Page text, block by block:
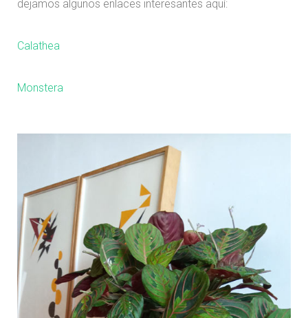
dejamos algunos enlaces interesantes aquí:
Calathea
Monstera